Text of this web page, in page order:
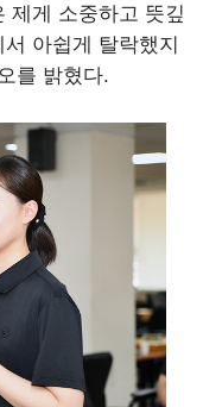
제게 소중하고 뜻깊
아쉽게 탈락했지
를 밝혔다.